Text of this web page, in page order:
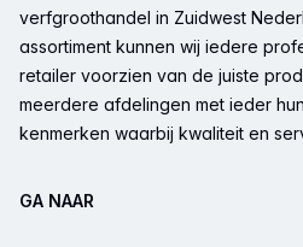
verfgroothandel in Zuidwest
assortiment kunnen wij iedere
retailer voorzien van de juiste
meerdere afdelingen met ieder
kenmerken waarbij kwaliteit en
GA NAAR